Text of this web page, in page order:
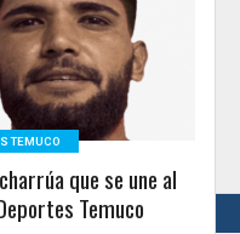
LEER MÁS
TEMUCO
que se une al
Temuco